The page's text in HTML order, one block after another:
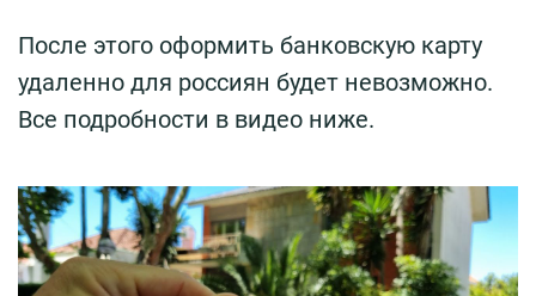
После этого оформить банковскую карту
удаленно для россиян будет невозможно.
Все подробности в видео ниже.